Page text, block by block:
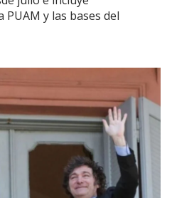
PUAM y las bases del